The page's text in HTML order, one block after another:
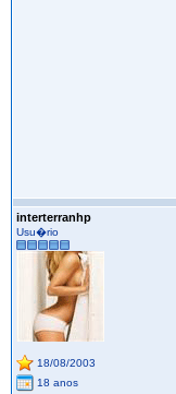
interterranhp
Usu�rio
18/08/2003
18 anos